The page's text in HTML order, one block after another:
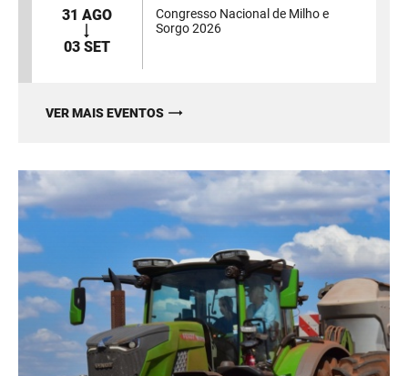
31 AGO
03 SET
Congresso Nacional de Milho e
Sorgo 2026
VER MAIS EVENTOS